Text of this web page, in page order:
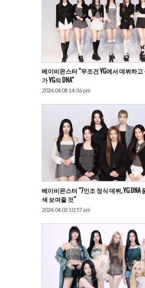
베이비몬스터 “무조건 YG에서 데뷔하고
가 YG의 DNA”
2024.04.08 14:36 pm
베이비몬스터 “7인조 정식 데뷔, YG DNA
색 보여줄 것”
2024.04.02 10:57 am